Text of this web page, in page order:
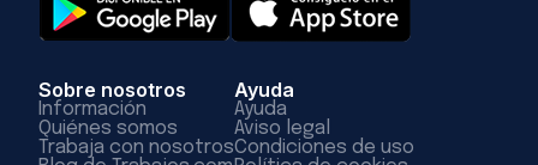
Sobre nosotros
Información
Quiénes somos
Trabaja con nosotros
Ayuda
Ayuda
Aviso legal
Condiciones de uso